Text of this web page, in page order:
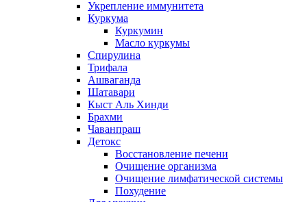
Укрепление иммунитета
Куркума
Куркумин
Масло куркумы
Спирулина
Трифала
Ашваганда
Шатавари
Кыст Аль Хинди
Брахми
Чаванпраш
Детокс
Восстановление печени
Очищение организма
Очищение лимфатической системы
Похудение